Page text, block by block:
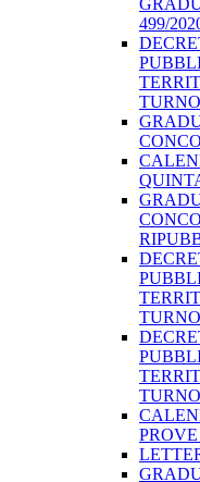
499/
TURNO
TURNO
TURNO